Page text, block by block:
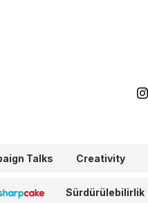
Talks Creativity
Sürdürülebilirlik